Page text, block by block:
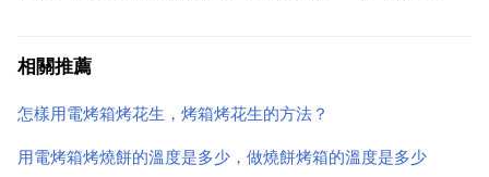
熟為止。選擇整翅泡水 洗淨 出血，將血管裡的血擠出
相關推薦
怎樣用電烤箱烤花生，烤箱烤花生的方法？
用電烤箱烤燒餅的溫度是多少，做燒餅烤箱的溫度是多少